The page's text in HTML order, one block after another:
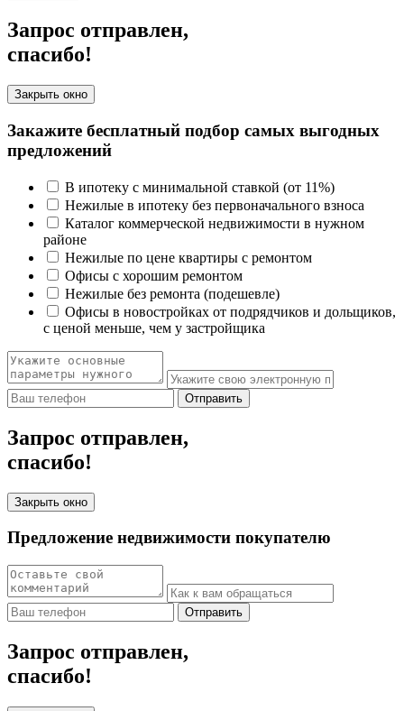
Запрос отправлен,
спасибо!
Закрыть окно
Закажите бесплатный подбор самых выгодных
предложений
В ипотеку с минимальной ставкой (от 11%)
Нежилые в ипотеку без первоначального взноса
Каталог коммерческой недвижимости в нужном
районе
Нежилые по цене квартиры с ремонтом
Офисы с хорошим ремонтом
Нежилые без ремонта (подешевле)
Офисы в новостройках от подрядчиков и дольщиков,
с ценой меньше, чем у застройщика
Отправить
Запрос отправлен,
спасибо!
Закрыть окно
Предложение недвижимости покупателю
Отправить
Запрос отправлен,
спасибо!